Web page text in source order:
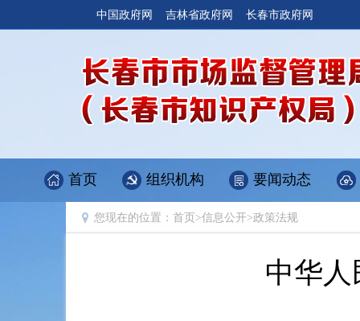
中国政府网 吉林省政府网 长春市政府网
首页 组织机构 要闻动态
您现在的位置： 首页 >信息公开>政策法规
中华